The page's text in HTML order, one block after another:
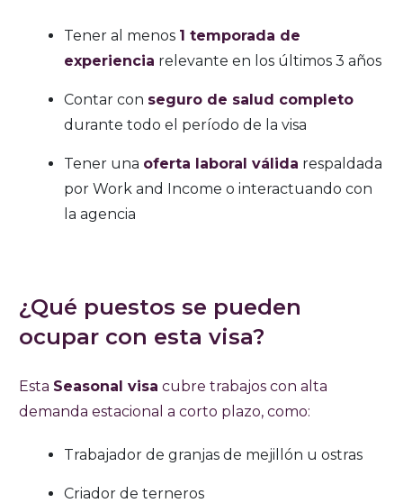
Tener al menos 1 temporada de
experiencia relevante en los últimos 3 años
Contar con seguro de salud completo
durante todo el período de la visa
Tener una oferta laboral válida respaldada
por Work and Income o interactuando con
la agencia
¿Qué puestos se pueden
ocupar con esta visa?
Esta Seasonal visa cubre trabajos con alta
demanda estacional a corto plazo, como:
Trabajador de granjas de mejillón u ostras
Criador de terneros